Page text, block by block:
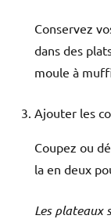
Conservez
dans des
moule à
Ajouter les
Coupez ou
la en deux
Les plateaux